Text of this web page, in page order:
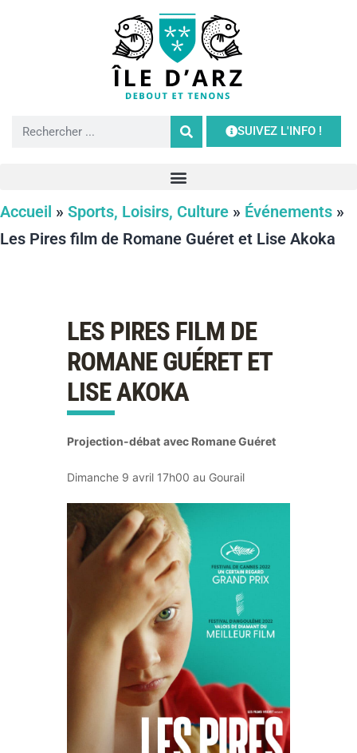
SUIVEZ L'INFO !
Accueil » Sports, Loisirs, Culture » Événements »
Les Pires film de Romane Guéret et Lise Akoka
LES PIRES FILM DE
ROMANE GUÉRET ET
LISE AKOKA
Projection-débat avec Romane Guéret
Dimanche 9 avril 17h00 au Gourail